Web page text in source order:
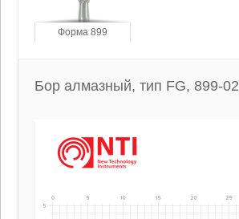
Форма 899
Бор алмазный, тип FG, 899-